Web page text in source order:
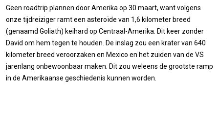
Geen roadtrip plannen door Amerika op 30 maart, want volgens
onze tijdreiziger ramt een asteroïde van 1,6 kilometer breed
(genaamd Goliath) keihard op Centraal-Amerika. Dit keer zonder
David om hem tegen te houden. De inslag zou een krater van 640
kilometer breed veroorzaken en Mexico en het zuiden van de VS
jarenlang onbewoonbaar maken. Dit zou weleens de grootste ramp
in de Amerikaanse geschiedenis kunnen worden.